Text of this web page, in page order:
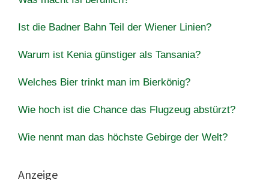
Ist die Badner Bahn Teil der Wiener Linien?
Warum ist Kenia günstiger als Tansania?
Welches Bier trinkt man im Bierkönig?
Wie hoch ist die Chance das Flugzeug abstürzt?
Wie nennt man das höchste Gebirge der Welt?
Anzeige